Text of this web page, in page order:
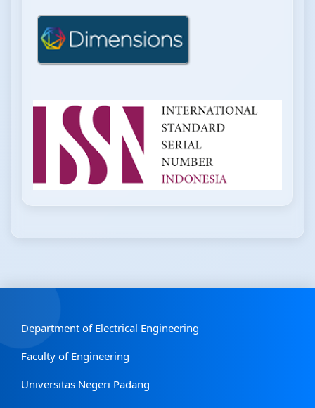
Department of Electrical Engineering
Faculty of Engineering
Universitas Negeri Padang